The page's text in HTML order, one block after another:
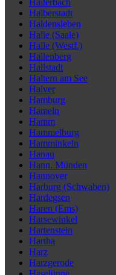
Haiterbach
Halberstadt
Haldensleben
Halle (Saale)
Halle (Westf.)
Hallenberg
Hallstadt
Haltern am See
Halver
Hamburg
Hameln
Hamm
Hammelburg
Hamminkeln
Hanau
Hann. Münden
Hannover
Harburg (Schwaben)
Hardegsen
Haren (Ems)
Harsewinkel
Hartenstein
Hartha
Harz
Harzgerode